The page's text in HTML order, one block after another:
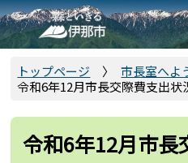
こ
の
ペ
トップページ 市長室へよ
令和6年12月市長交際費支出状
令和6年12月市長